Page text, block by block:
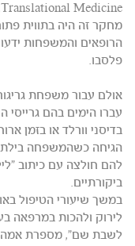
הרופאים והמשפחות
פלסבו.
אולם עבור משפחת
עברו הימים בהם גרייסי
בדיסני וורלד או בזמן
הגיחה כשהמשפחה
להם חולצה עם כיתוב
ביקורתיים.
במשך שיעורי הטיפול
לירוק ולהכות במרפאה
לשבת שם", מספרת